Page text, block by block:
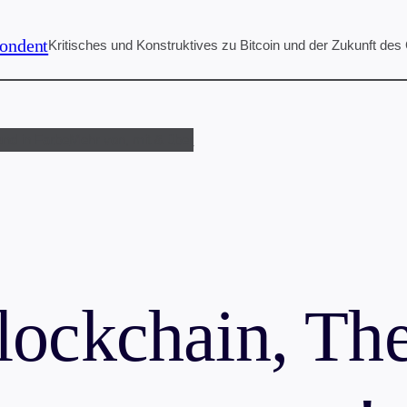
Kritisches und Konstruktives zu Bitcoin und der Zukunft des